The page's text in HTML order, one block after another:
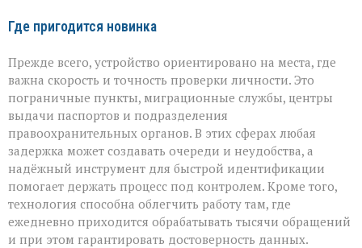
Где пригодится новинка
Прежде всего, устройство ориентировано на места, где
важна скорость и точность проверки личности. Это
пограничные пункты, миграционные службы, центры
выдачи паспортов и подразделения
правоохранительных органов. В этих сферах любая
задержка может создавать очереди и неудобства, а
надёжный инструмент для быстрой идентификации
помогает держать процесс под контролем. Кроме того,
технология способна облегчить работу там, где
ежедневно приходится обрабатывать тысячи обращений
и при этом гарантировать достоверность данных.